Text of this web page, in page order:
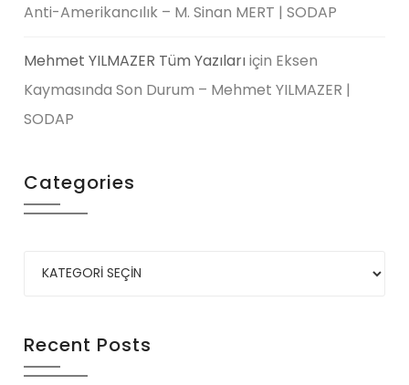
Anti-Amerikancılık – M. Sinan MERT | SODAP
Mehmet YILMAZER Tüm Yazılarıiçin Eksen
Kaymasında Son Durum – Mehmet YILMAZER |
SODAP
Categories
Recent Posts